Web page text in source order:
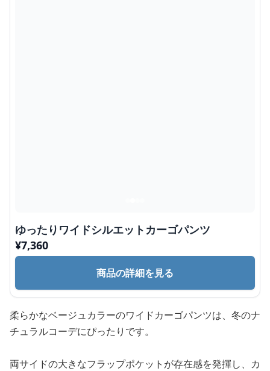
ゆったりワイドシルエットカーゴパンツ
¥7,360
商品の詳細を見る
柔らかなベージュカラーのワイドカーゴパンツは、冬のナ
チュラルコーデにぴったりです。
両サイドの大きなフラップポケットが存在感を発揮し、カ